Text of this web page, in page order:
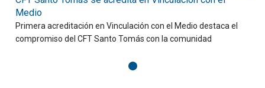
Medio
Primera acreditación en Vinculación con el Medio destaca el
compromiso del CFT Santo Tomás con la comunidad